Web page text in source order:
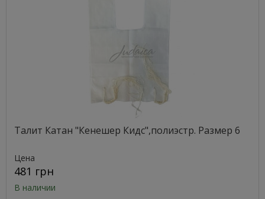
Талит Катан "Кенешер Кидс",полиэстр. Размер 6
Цена
481 грн
В наличии